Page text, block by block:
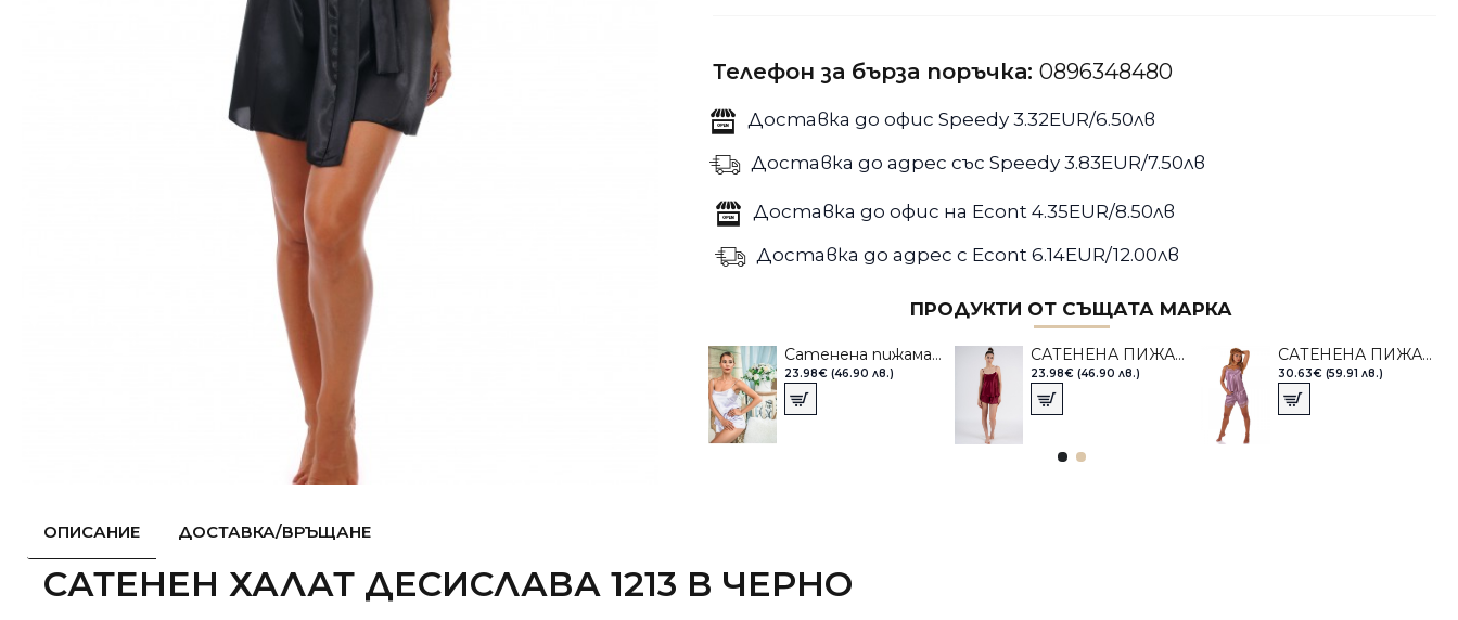
Телефон за бърза поръчка: 0896348480
Доставка до офис Speedy 3.32EUR/6.50лв
Доставка до адрес със Speedy 3.83EUR/7.50лв
Доставка до офис на Econt 4.35EUR/8.50лв
Доставка до адрес с Econt 6.14EUR/12.00лв
ПРОДУКТИ ОТ СЪЩАТА МАРКА
Сатенена пижама Десислава с къси панталонки
23.98€ (46.90 лв.)
САТЕНЕНА ПИЖАМА ДЕСИСЛАВА С КЪСИ ПАНТАЛОНКИ В ЦВЯТ БОРДО
23.98€ (46.90 лв.)
САТЕНЕНА ПИЖАМА ДЕСИСЛАВА С КЪСИ ПАНТАЛОНКИ В ЦВЯТ ЛЮЛЯК
30.63€ (59.91 лв.)
ОПИСАНИЕ ДОСТАВКА/ВРЪЩАНЕ
САТЕНЕН ХАЛАТ ДЕСИСЛАВА 1213 В ЧЕРНО